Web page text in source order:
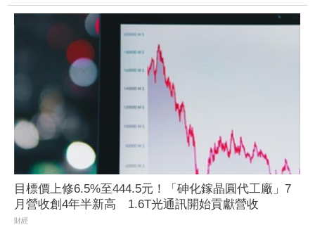
目標價上修6.5%至444.5元！「砷化鎵晶圓代工廠」7
月營收創4年半新高 1.6T光通訊開始貢獻營收
財經